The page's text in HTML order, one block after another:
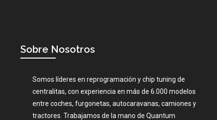
Sobre Nosotros
Somos líderes en reprogramación y chip tuning de
centralitas, con experiencia en más de 6.000 modelos
entre coches, furgonetas, autocaravanas, camiones y
tractores. Trabajamos de la mano de Quantum